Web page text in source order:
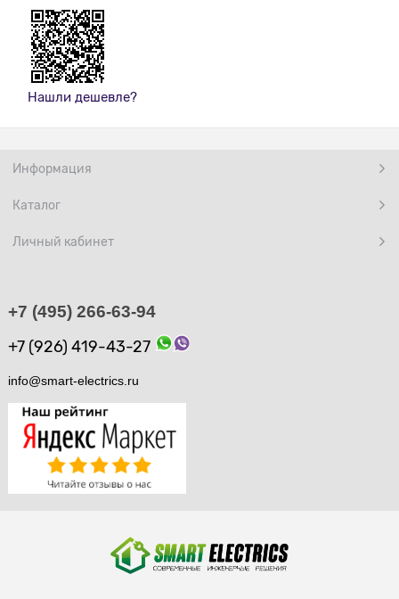
Нашли дешевле?
Информация
Каталог
Личный кабинет
+7 (495) 266-63-94
+7 (926) 419-43-27
info@smart-electrics.ru